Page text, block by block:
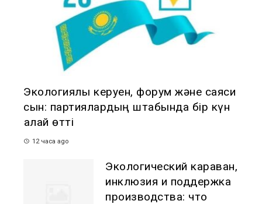
Экологиялық керуен, форум және саяси
сын: партиялардың штабында бір күн
қалай өтті
12 часа ago
Экологический караван,
инклюзия и поддержка
производства: что